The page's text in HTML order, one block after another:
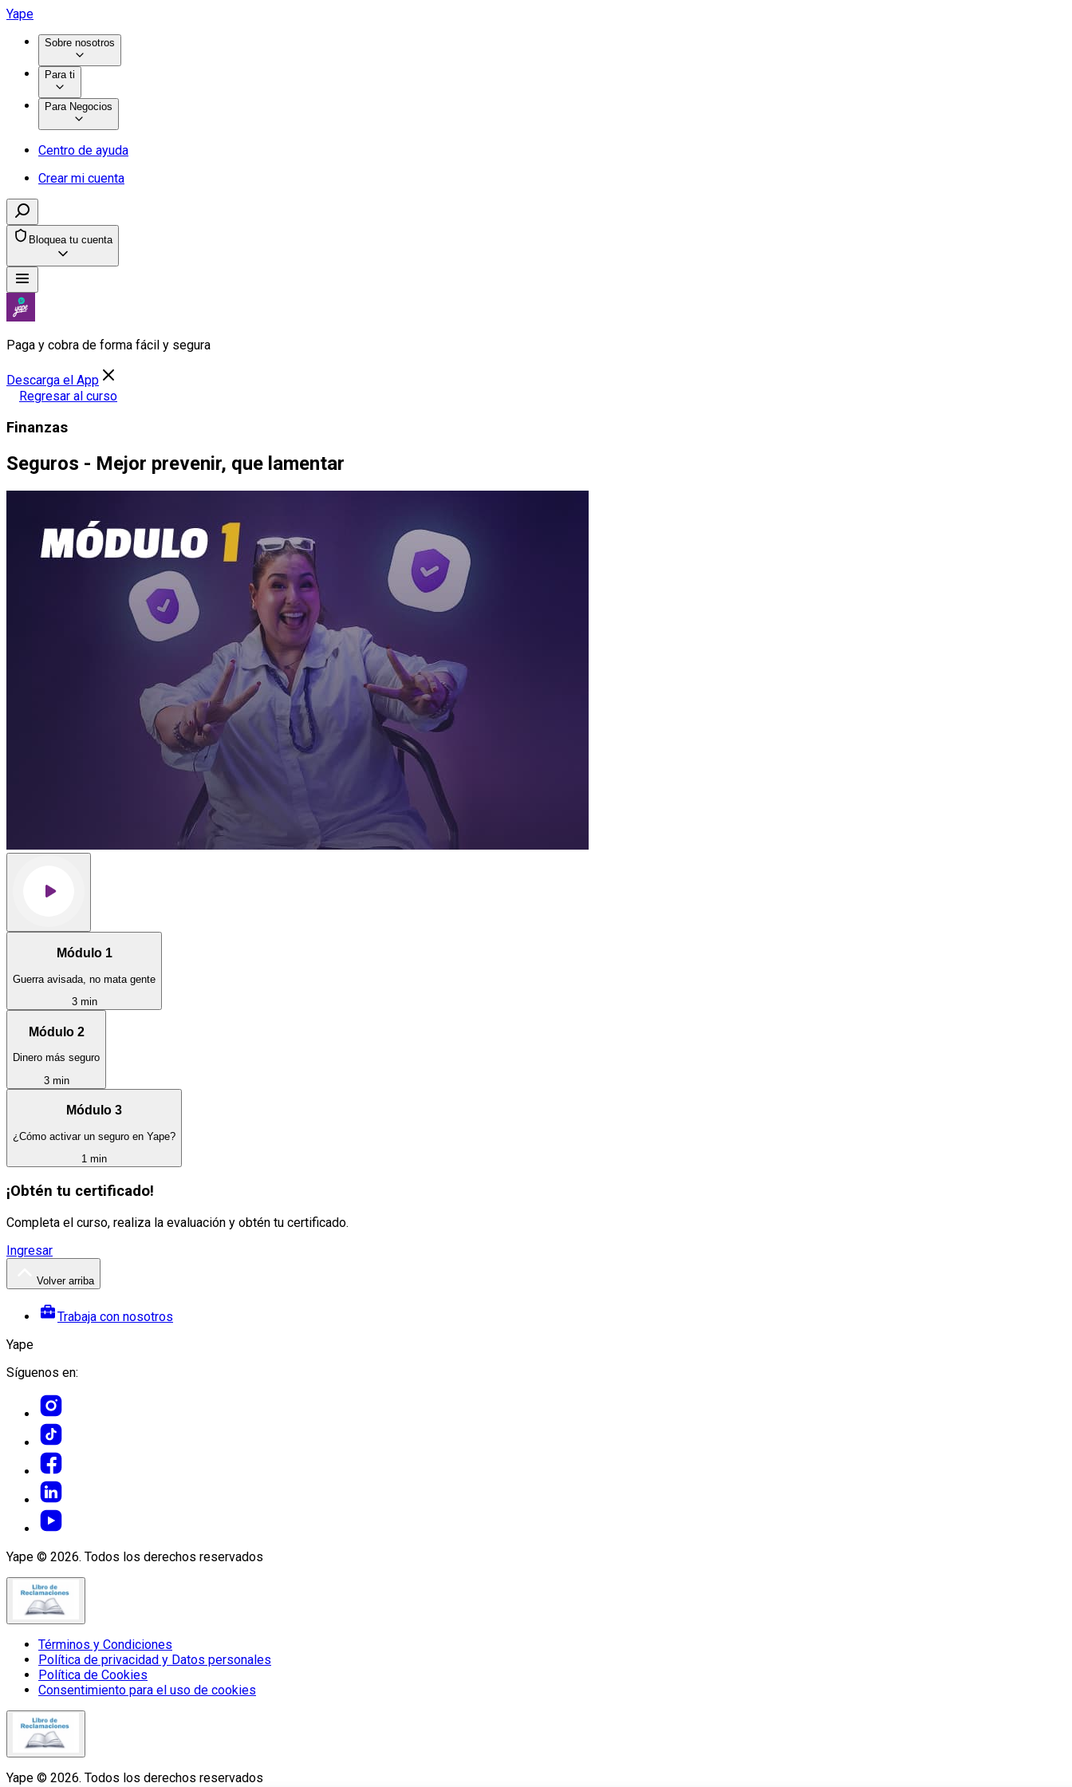
Yape
Sobre nosotros
Para ti
Para Negocios
Centro de ayuda
Crear mi cuenta
Bloquea tu cuenta
Paga y cobra de forma fácil y segura
Descarga el App
Regresar al curso
Finanzas
Seguros - Mejor prevenir, que lamentar
Módulo 1
Guerra avisada, no mata gente
3 min
Módulo 2
Dinero más seguro
3 min
Módulo 3
¿Cómo activar un seguro en Yape?
1 min
¡Obtén tu certificado!
Completa el curso, realiza la evaluación y obtén tu certificado.
Ingresar
Volver arriba
Trabaja con nosotros
Yape
Síguenos en:
Yape © 2026. Todos los derechos reservados
Términos y Condiciones
Política de privacidad y Datos personales
Política de Cookies
Consentimiento para el uso de cookies
Yape © 2026. Todos los derechos reservados